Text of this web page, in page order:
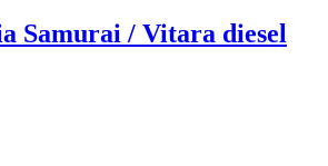
Samurai / Vitara diesel